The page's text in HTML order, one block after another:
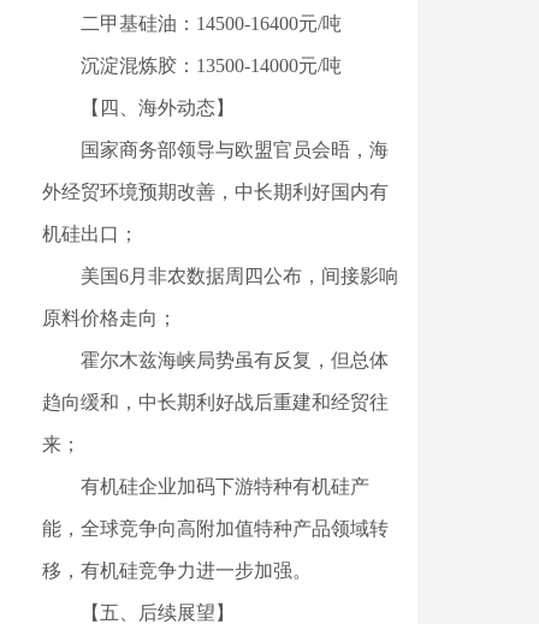
二甲基硅油：14500-16400元/吨
沉淀混炼胶：13500-14000元/吨
【四、海外动态】
国家商务部领导与欧盟官员会晤，海
外经贸环境预期改善，中长期利好国内有
机硅出口；
美国6月非农数据周四公布，间接影响
原料价格走向；
霍尔木兹海峡局势虽有反复，但总体
趋向缓和，中长期利好战后重建和经贸往
来；
有机硅企业加码下游特种有机硅产
能，全球竞争向高附加值特种产品领域转
移，有机硅竞争力进一步加强。
【五、后续展望】